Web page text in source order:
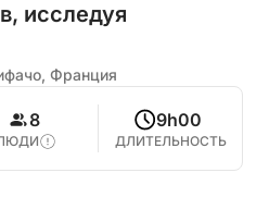
исследуя
Франция
8 9h00
ДЛИТЕЛЬНОСТЬ